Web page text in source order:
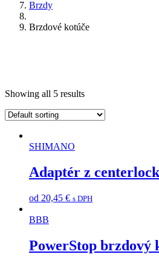
Brzdy
Brzdové kotúče
Showing all 5 results
SHIMANO
Adaptér z
od 20,45 € s DPH
BBB
PowerStop brzdový